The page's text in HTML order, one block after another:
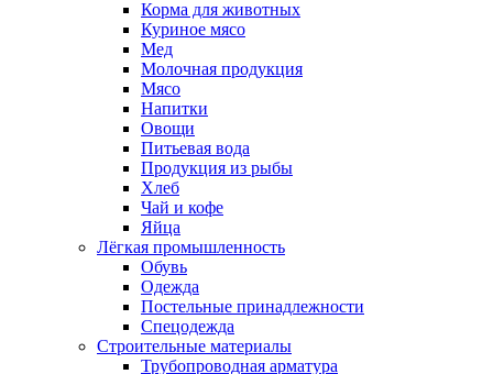
Корма для животных
Куриное мясо
Мед
Молочная продукция
Мясо
Напитки
Овощи
Питьевая вода
Продукция из рыбы
Хлеб
Чай и кофе
Яйца
Лёгкая промышленность
Обувь
Одежда
Постельные принадлежности
Спецодежда
Строительные материалы
Трубопроводная арматура